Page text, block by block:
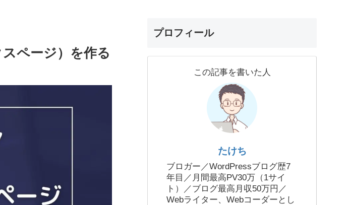
ページ）を作る
プロフィール
この記事を書いた人
たけち
ブロガー／WordPressブログ歴7
年目／月間最高PV30万（1サイ
ト）／ブログ最高月収50万円／
Webライター、Webコーダーとし